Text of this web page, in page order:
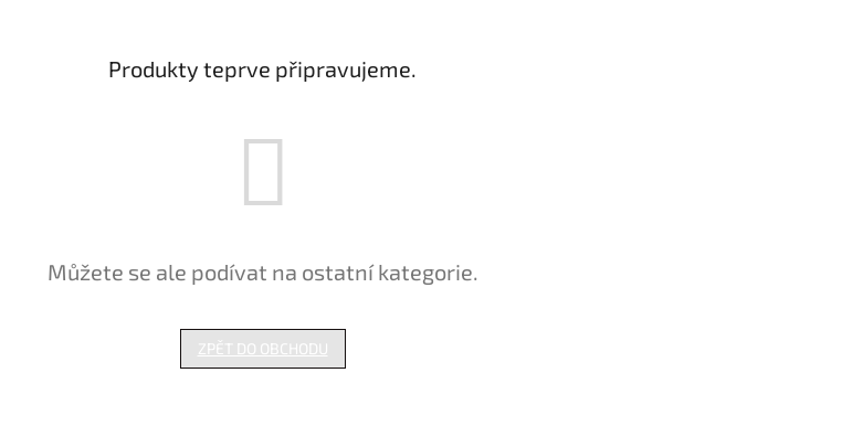
Produkty teprve připravujeme.
Můžete se ale podívat na ostatní kategorie.
ZPĚT DO OBCHODU